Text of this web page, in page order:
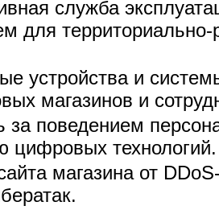
служба
для территориально-
устройства и
магазинов и
за поведением
цифровых технологий.
магазина от